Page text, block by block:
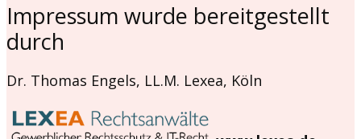
Impressum wurde bereitgestellt
durch
Dr. Thomas Engels, LL.M. Lexea, Köln